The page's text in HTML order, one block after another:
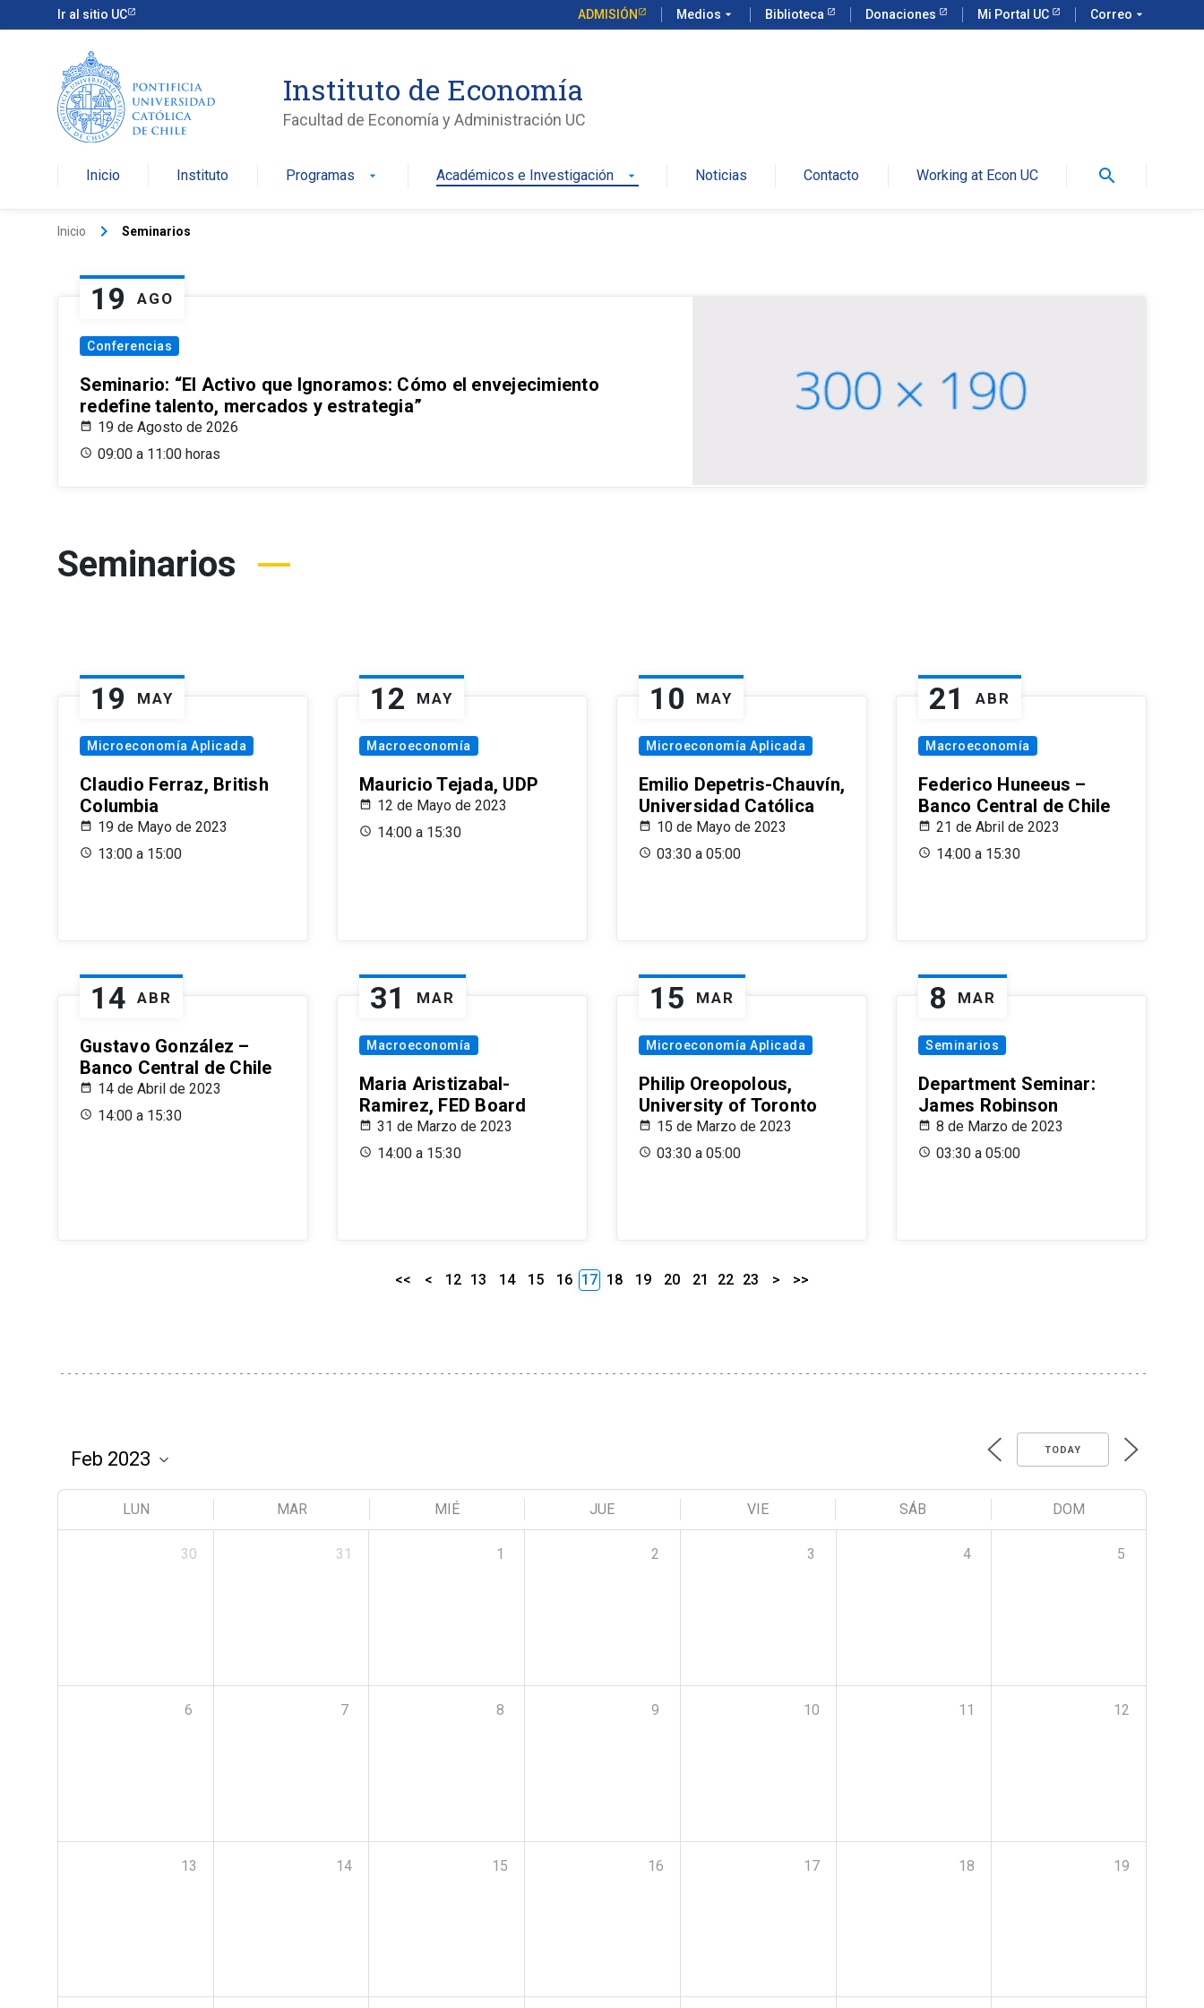
Ir al sitio UC ADMISIÓN Medios arrow_drop_down Biblioteca Donaciones Mi Portal UC Correo arrow_drop_down
Instituto de Economía
Facultad de Economía y Administración UC
Inicio Instituto Programas arrow_drop_down Académicos e Investigación arrow_drop_down Noticias Contacto Working at Econ UC search
Inicio keyboard_arrow_right Seminarios
19 AGO
Conferencias
Seminario: “El Activo que Ignoramos: Cómo el envejecimiento
redefine talento, mercados y estrategia”
19 de Agosto de 2026
09:00 a 11:00 horas
Seminarios
19 MAY
Microeconomía Aplicada
Claudio Ferraz, British
Columbia
19 de Mayo de 2023
13:00 a 15:00
12 MAY
Macroeconomía
Mauricio Tejada, UDP
12 de Mayo de 2023
14:00 a 15:30
10 MAY
Microeconomía Aplicada
Emilio Depetris-Chauvín,
Universidad Católica
10 de Mayo de 2023
03:30 a 05:00
21 ABR
Macroeconomía
Federico Huneeus –
Banco Central de Chile
21 de Abril de 2023
14:00 a 15:30
14 ABR
Gustavo González –
Banco Central de Chile
14 de Abril de 2023
14:00 a 15:30
31 MAR
Macroeconomía
Maria Aristizabal-
Ramirez, FED Board
31 de Marzo de 2023
14:00 a 15:30
15 MAR
Microeconomía Aplicada
Philip Oreopolous,
University of Toronto
15 de Marzo de 2023
03:30 a 05:00
8 MAR
Seminarios
Department Seminar:
James Robinson
8 de Marzo de 2023
03:30 a 05:00
<< < 12 13 14 15 16 17 18 19 20 21 22 23 > >>
TODAY
LUN MAR MIÉ JUE VIE SÁB DOM
30 31 1 2 3 4 5
6 7 8 9 10 11 12
13 14 15 16 17 18 19